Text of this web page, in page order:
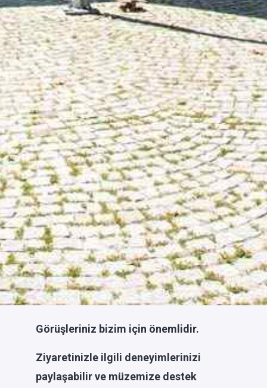
Görüşleriniz bizim için önemlidir.
Ziyaretinizle ilgili deneyimlerinizi
paylaşabilir ve müzemize destek